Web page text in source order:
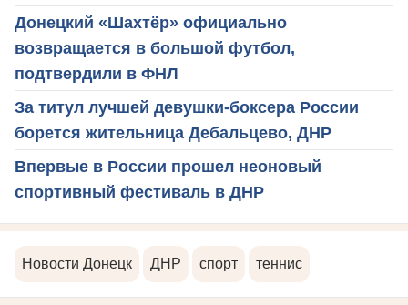
Донецкий «Шахтёр» официально
возвращается в большой футбол,
подтвердили в ФНЛ
За титул лучшей девушки-боксера России
борется жительница Дебальцево, ДНР
Впервые в России прошел неоновый
спортивный фестиваль в ДНР
Новости Донецк ДНР спорт теннис